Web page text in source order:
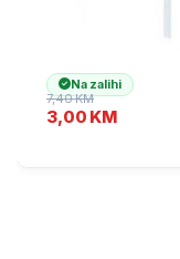
Na zalihi
3,00 KM
7,40KM